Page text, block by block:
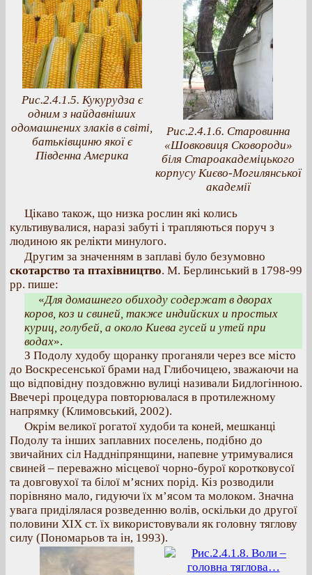
Рис.2.4.1.5. Кукурудза є
одним з найдавніших
одомашнених злаків в світі,
батьківщиню якої є
Південна Америка
Рис.2.4.1.6. Старовинна
«Шовковиця Сковороди»
біля Староакадеміцького
корпусу Києво-Могилянської
академії
Цікаво також, що низка рослин які колись
культивувалися, наразі забуті і трапляються поруч з
людиною як релікти минулого.
Другим за значенням в заплаві було безумовно
скотарство та птахівництво. М. Берлинський в 1798-99
рр. пише:
«Для домашнего обиходу содержат в дворах
коров, коз и свиней, также индийских и простых
куриц, голубей, а около Киева гусей и утей при
водах».
З Подолу худобу щоранку проганяли через все місто
до Воскресенської брами над Глибочицею, зважаючи на
що відповідну поздовжню вулиці називали Бидлогінною.
Ввечері процедура повторювалася в протилежному
напрямку (Климовський, 2002).
Окрім великої рогатої худоби та коней, мешканці
Подолу та інших заплавних поселень, подібно до
звичайних сіл Наддніпрянщини, напевне утримувалися
свиней – переважно місцевої чорно-бурої коротковусої
та довговухої та білої м’ясних порід. Кіз розводили
порівняно мало, гидуючи їх м’ясом та молоком. Значна
увага приділялася розведенню волів, оскільки до другої
половини ХІХ ст. їх використовували як головну тяглову
силу (Пономарьов та ін, 1993).